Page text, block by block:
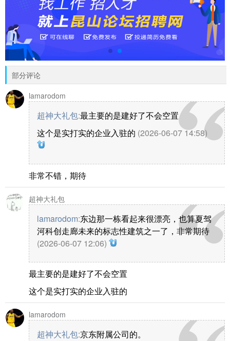
部分评论
lamarodom
超神大礼包:最主要的是建好了不会空置
这个是实打实的企业入驻的 (2026-06-07 14:58)
非常不错，期待
超神大礼包
lamarodom:东边那一栋看起来很漂亮，也算夏驾
河科创走廊未来的标志性建筑之一了，非常期待
(2026-06-07 12:06)
最主要的是建好了不会空置
这个是实打实的企业入驻的
lamarodom
超神大礼包:京东附属公司的。